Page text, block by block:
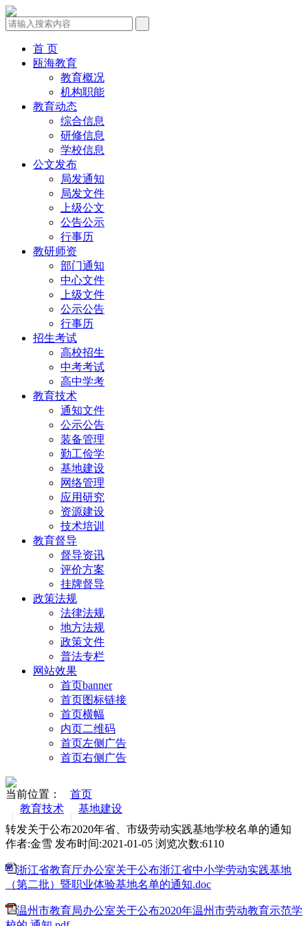
首 页
瓯海教育
教育概况
机构职能
教育动态
综合信息
研修信息
学校信息
公文发布
局发通知
局发文件
上级公文
公告公示
行事历
教研师资
部门通知
中心文件
上级文件
公示公告
行事历
招生考试
高校招生
中考考试
高中学考
教育技术
通知文件
公示公告
装备管理
勤工俭学
基地建设
网络管理
应用研究
资源建设
技术培训
教育督导
督导资讯
评价方案
挂牌督导
政策法规
法律法规
地方法规
政策文件
普法专栏
网站效果
首页banner
首页图标链接
首页横幅
内页二维码
首页左侧广告
首页右侧广告
当前位置：
首页
教育技术
基地建设
转发关于公布2020年省、市级劳动实践基地学校名单的通知
作者:金雪 发布时间:2021-01-05 浏览次数:6110
浙江省教育厅办公室关于公布浙江省中小学劳动实践基地
（第二批）暨职业体验基地名单的通知.doc
温州市教育局办公室关于公布2020年温州市劳动教育示范学